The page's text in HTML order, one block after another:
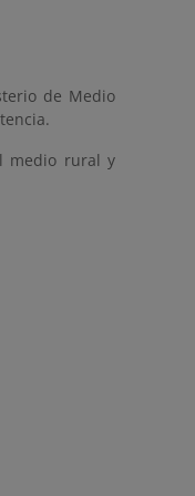
de Medio
medio rural y